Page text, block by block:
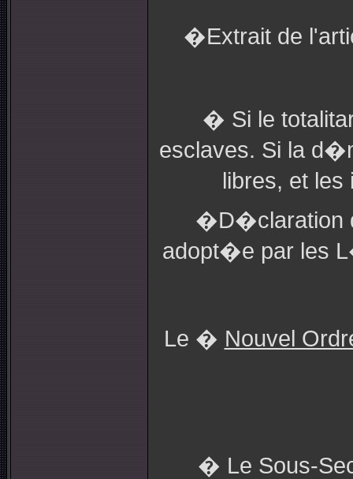
�Extrait de
� Si le
esclaves. Si la
libres, et
�D�claration
adopt�e par les
Le � Nouvel
� Le Sous-